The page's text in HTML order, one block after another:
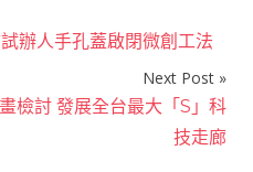
辦人手孔蓋啟閉微創工法
Next Post
檢討 發展全台最大「S」科
技走廊